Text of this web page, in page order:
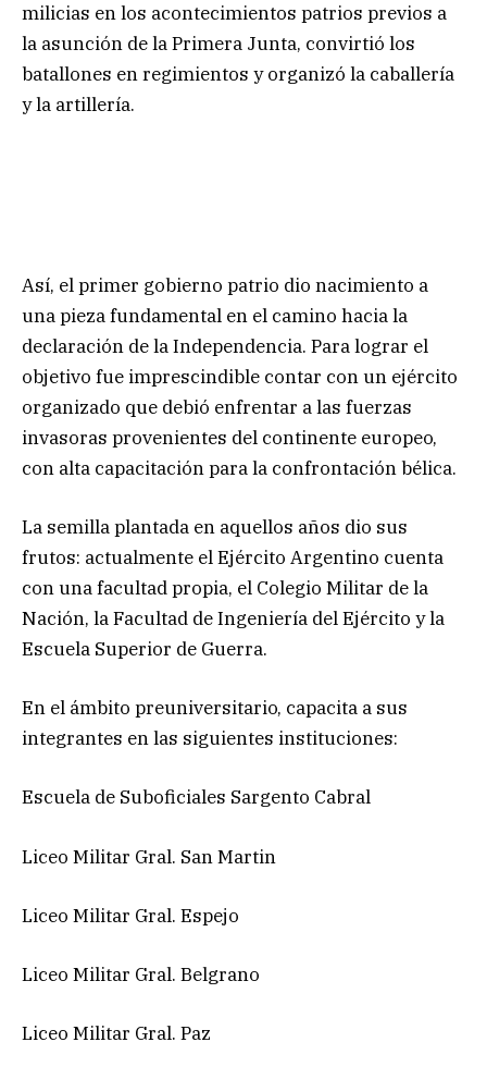
milicias en los acontecimientos patrios previos a
la asunción de la Primera Junta, convirtió los
batallones en regimientos y organizó la caballería
y la artillería.
Así, el primer gobierno patrio dio nacimiento a
una pieza fundamental en el camino hacia la
declaración de la Independencia. Para lograr el
objetivo fue imprescindible contar con un ejército
organizado que debió enfrentar a las fuerzas
invasoras provenientes del continente europeo,
con alta capacitación para la confrontación bélica.
La semilla plantada en aquellos años dio sus
frutos: actualmente el Ejército Argentino cuenta
con una facultad propia, el Colegio Militar de la
Nación, la Facultad de Ingeniería del Ejército y la
Escuela Superior de Guerra.
En el ámbito preuniversitario, capacita a sus
integrantes en las siguientes instituciones:
Escuela de Suboficiales Sargento Cabral
Liceo Militar Gral. San Martin
Liceo Militar Gral. Espejo
Liceo Militar Gral. Belgrano
Liceo Militar Gral. Paz